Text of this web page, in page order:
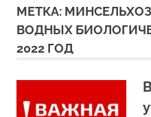
МЕТКА:
ВОДНЫХ
2022 ГОД